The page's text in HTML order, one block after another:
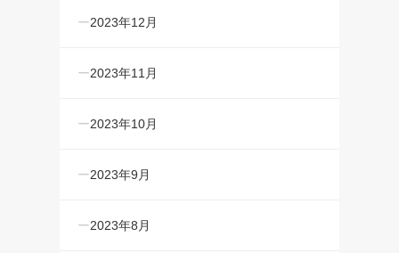
2023年12月
2023年11月
2023年10月
2023年9月
2023年8月